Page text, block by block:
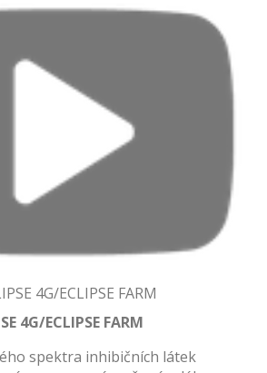
4G/ECLIPSE FARM
spektra inhibičních látek